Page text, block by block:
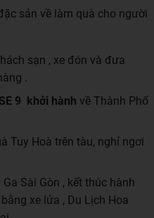
sản về làm quà cho người
sạn , xe đón và đưa
.
SE 9 khởi hành về Thành Phố
Tuy Hoà trên tàu, nghỉ ngơi
Sài Gòn , kết thúc hành
xe lửa , Du Lịch Hoa